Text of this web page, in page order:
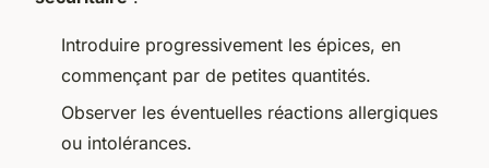
Introduire progressivement les épices, en
commençant par de petites quantités.
Observer les éventuelles réactions allergiques
ou intolérances.